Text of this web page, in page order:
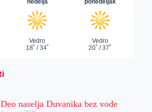
Deo naselja Duvanika bez vode